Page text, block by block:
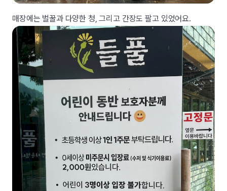
매장에는 벌꿀과 다양한 청, 그리고 간장도 팔고 있었어요.